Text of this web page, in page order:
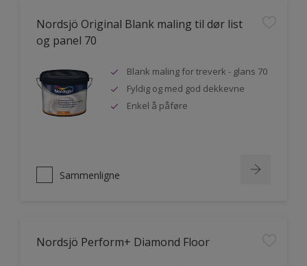
Nordsjö Original Blank maling til dør list
og panel 70
Blank maling for treverk - glans 70
Fyldig og med god dekkevne
Enkel å påføre
Sammenligne
Nordsjö Perform+ Diamond Floor